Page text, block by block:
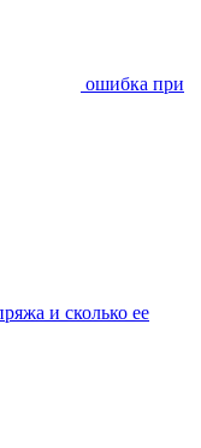
ошибка при
и сколько ее